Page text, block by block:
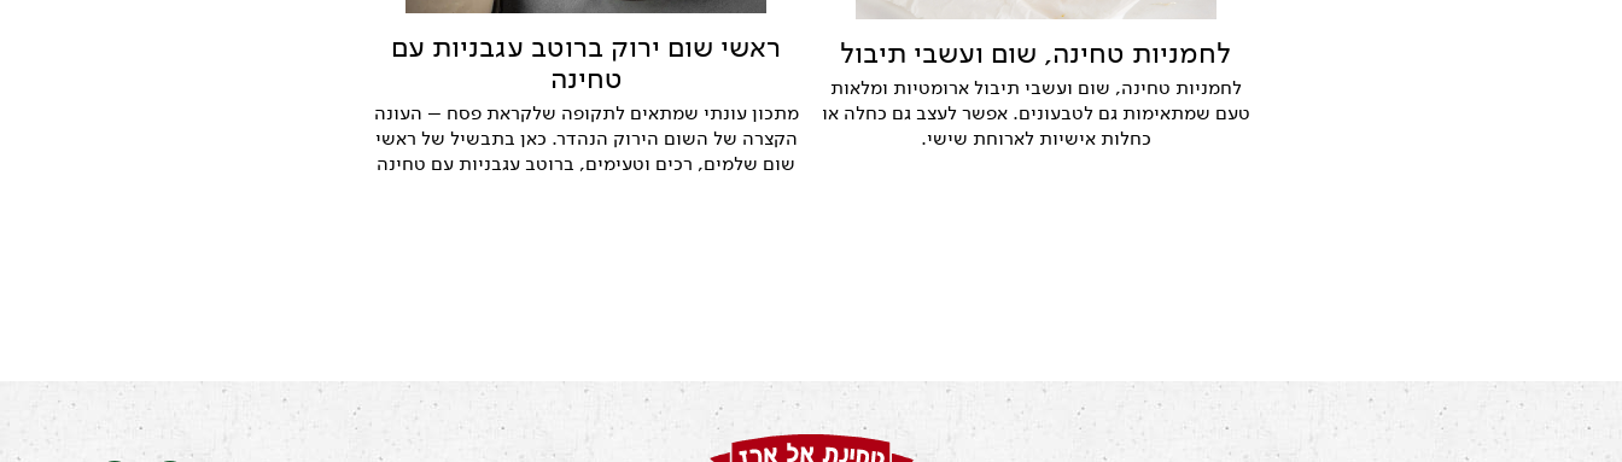
לחמניות טחינה, שום ועשבי תיבול
לחמניות טחינה, שום ועשבי תיבול ארומטיות ומלאות
טעם שמתאימות גם לטבעונים. אפשר לעצב גם כחלה או
כחלות אישיות לארוחת שישי.
ראשי שום ירוק ברוטב עגבניות עם
טחינה
מתכון עונתי שמתאים לתקופה שלקראת פסח – העונה
הקצרה של השום הירוק הנהדר. כאן בתבשיל של ראשי
שום שלמים, רכים וטעימים, ברוטב עגבניות עם טחינה